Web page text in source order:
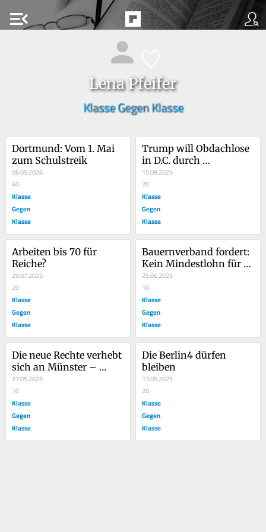
menu_open
Lena Pfeifer
Klasse Gegen Klasse
Dortmund: Vom 1. Mai
zum Schulstreik
06.05.2026
40
Klasse
Gegen
Klasse
Trump will Obdachlose
in D.C. durch
Nationalgarde
vertreiben
15.08.2025
20
Klasse
Gegen
Klasse
Arbeiten bis 70 für
Reiche?
29.07.2025
20
Klasse
Gegen
Klasse
Bauernverband fordert:
Kein Mindestlohn für
Saisonarbeitskräfte
25.06.2025
10
Klasse
Gegen
Klasse
Die neue Rechte verhebt
sich an Münster –
Komm mit KGK zum
Anti-Nazi Protest!
27.05.2025
10
Klasse
Gegen
Klasse
Die Berlin4 dürfen
bleiben
13.05.2025
20
Klasse
Gegen
Klasse